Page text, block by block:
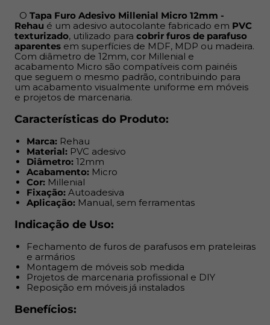
Fechamento de furos de parafusos em prateleiras e
armários
Montagem de móveis sob medida
Projetos de marcenaria profissional e DIY
Reposição em móveis já instalados
Resolve imperfeições e deixa o acabamento mais
limpo
Custo acessível, ideal para produção em escala ou
pequenos reparos
Quando combinado com a fita de borda do mesmo
alinhado às exigências do cliente final
Sua aplicação é super prática: possuiadesivo
autocolante no verso , basta destacar da cartela e
aplicar diretamente sobre o furo. Nada de ferramentas,
nada de bagunça. Ele fixa de forma firme e estável,
mantendo o acabamento mesmo com o tempo e o uso
contínuo.
O Tapa Furo Adesivo Millenial Micro 12mm -
Rehau é um adesivo autocolante fabricado em PVC
texturizado, utilizado para cobrir furos de parafuso
aparentes em superfícies de MDF, MDP ou madeira.
Com diâmetro de 12mm, cor Millenial e
acabamento Micro são compatíveis com painéis
que seguem o mesmo padrão, contribuindo para
um acabamento visualmente uniforme em móveis
e projetos de marcenaria.
Características do Produto:
Marca: Rehau
Material: PVC adesivo
Diâmetro: 12mm
Acabamento: Micro
Cor: Millenial
Fixação: Autoadesiva
Aplicação: Manual, sem ferramentas
Indicação de Uso:
Fechamento de furos de parafusos em prateleiras
e armários
Montagem de móveis sob medida
Projetos de marcenaria profissional e DIY
Reposição em móveis já instalados
Benefícios: